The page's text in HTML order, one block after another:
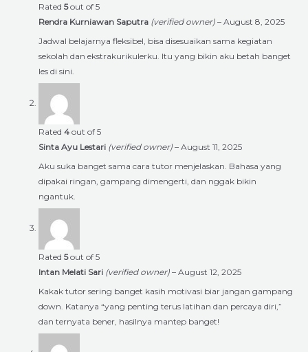
Rated 5out of 5
Rendra Kurniawan Saputra (verified owner) – August 8, 2025
Jadwal belajarnya fleksibel, bisa disesuaikan sama kegiatan
sekolah dan ekstrakurikulerku. Itu yang bikin aku betah banget
les di sini.
Rated 4 out of 5
Sinta Ayu Lestari (verified owner) – August 11, 2025
Aku suka banget sama cara tutor menjelaskan. Bahasa yang
dipakai ringan, gampang dimengerti, dan nggak bikin
ngantuk.
Rated 5out of 5
Intan Melati Sari (verified owner) – August 12, 2025
Kakak tutor sering banget kasih motivasi biar jangan gampang
down. Katanya “yang penting terus latihan dan percaya diri,”
dan ternyata bener, hasilnya mantep banget!